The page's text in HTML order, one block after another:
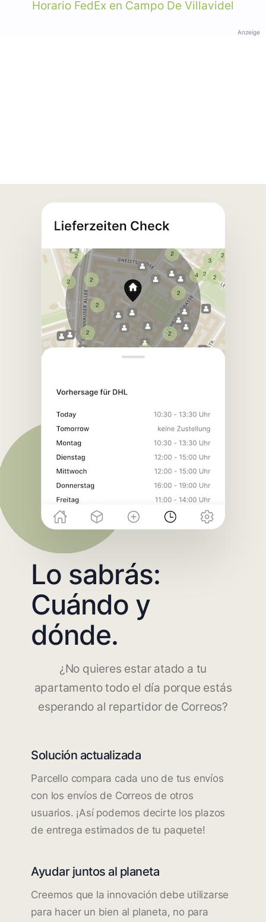
Horario FedEx en Campo De Villavidel
Anzeige
Lo sabrás:
Cuándo y
dónde.
¿No quieres estar atado a tu
apartamento todo el día porque estás
esperando al repartidor de Correos?
Solución actualizada
Parcello compara cada uno de tus envíos
con los envíos de Correos de otros
usuarios. ¡Así podemos decirte los plazos
de entrega estimados de tu paquete!
Ayudar juntos al planeta
Creemos que la innovación debe utilizarse
para hacer un bien al planeta, no para